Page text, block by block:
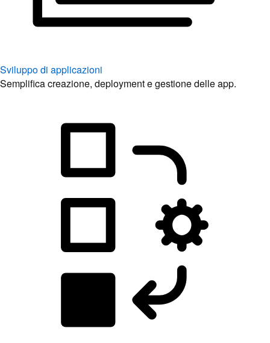
Sviluppo di applicazioni
Semplifica creazione, deployment e gestione delle app.